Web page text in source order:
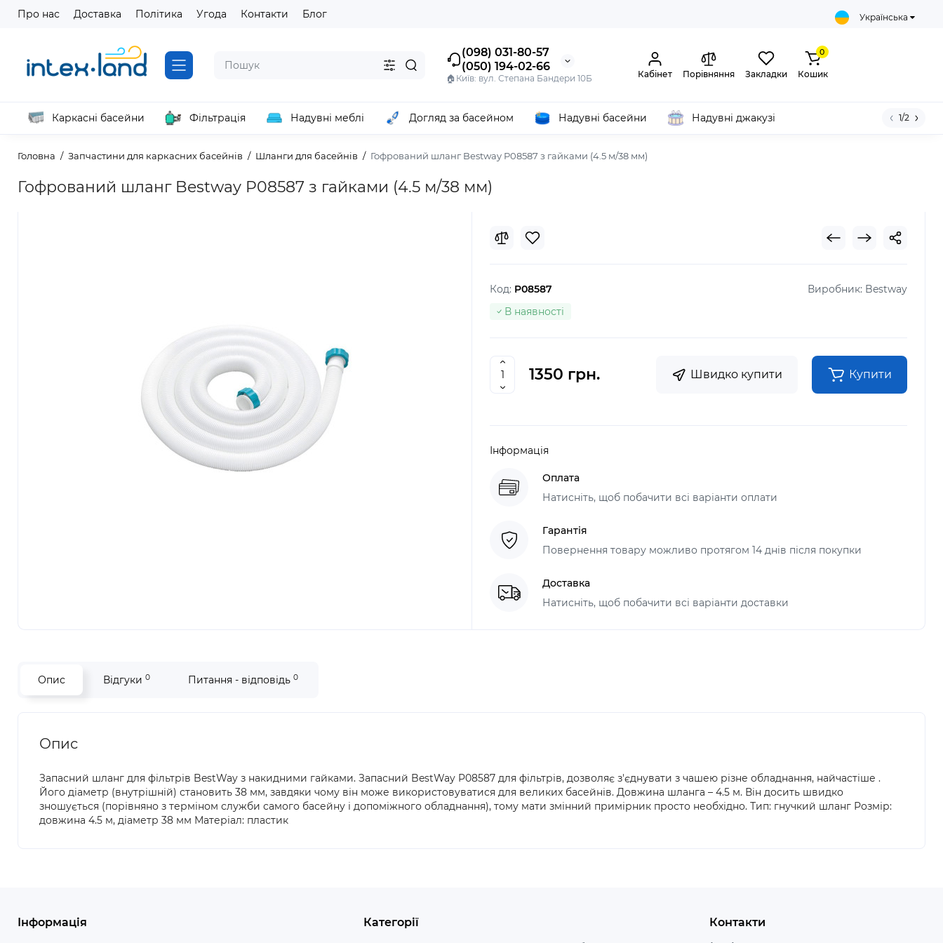
Про нас Доставка Політика Угода Контакти Блог Українська
(098) 031-80-57
(050) 194-02-66
🏠Київ: вул. Степана Бандери 10Б Кабінет Порівняння Закладки
0
Кошик
Каркасні басейни Фільтрація Надувні меблі Догляд за басейном Надувні басейни Надувні джакузі 1/2
Головна Запчастини для каркасних басейнів Шланги для басейнів Гофрований шланг Bestway P08587 з гайками (4.5 м/38 мм)
Гофрований шланг Bestway P08587 з гайками (4.5 м/38 мм)
Код: P08587 Виробник: Bestway
В наявності
1350 грн. Швидко купити Купити
Інформація
Оплата
Натисніть, щоб побачити всі варіанти оплати
Гарантія
Повернення товару можливо протягом 14 днів після покупки
Доставка
Натисніть, щоб побачити всі варіанти доставки
Опис Відгуки 0 Питання - відповідь 0
Опис
Запасний шланг для фільтрів BestWay з накидними гайками. Запасний BestWay P08587 для фільтрів, дозволяє з'єднувати з чашею різне обладнання, найчастіше .
Його діаметр (внутрішній) становить 38 мм, завдяки чому він може використовуватися для великих басейнів. Довжина шланга – 4.5 м. Він досить швидко
зношується (порівняно з терміном служби самого басейну і допоміжного обладнання), тому мати змінний примірник просто необхідно. Тип: гнучкий шланг Розмір:
довжина 4.5 м, діаметр 38 мм Матеріал: пластик
Інформація Категорії Контакти